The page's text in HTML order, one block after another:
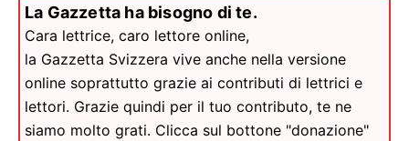
La Gazzetta ha bisogno di te.
Cara lettrice, caro lettore online,
la Gazzetta Svizzera vive anche nella versione
online soprattutto grazie ai contributi di lettrici e
lettori. Grazie quindi per il tuo contributo, te ne
siamo molto grati. Clicca sul bottone "donazione"